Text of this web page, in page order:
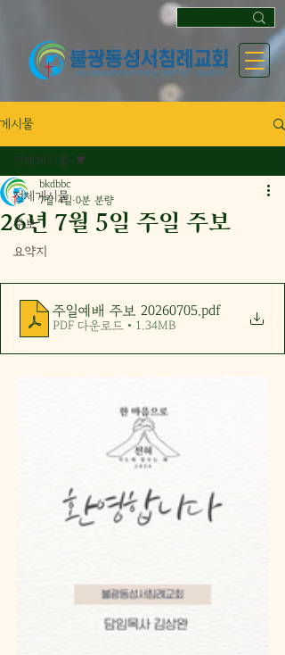
게시물
전체게시물
주보
요약지
전체게시물
26년 7월 5일 주일 주보
bkdbbc
7월 4일 0분 분량
주일예배 주보 20260705 .pdf
PDF 다운로드 • 1.34MB